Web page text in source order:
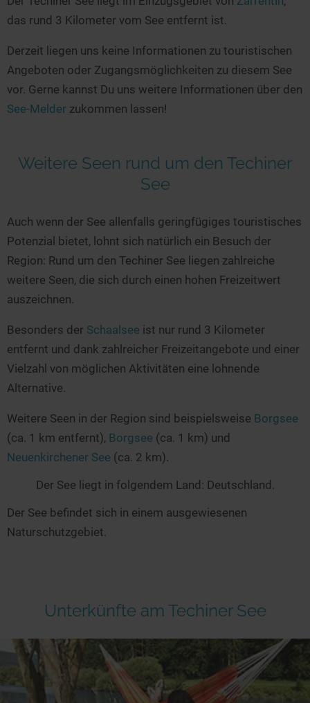
Glamping
Seen in Europa
Österreich
Schweiz
Frankreich
Niederlande
alle Länder…
das rund 3 Kilometer vom See entfernt ist.
Derzeit liegen uns keine Informationen zu touristischen
Angeboten oder Zugangsmöglichkeiten zu diesem See
vor. Gerne kannst Du uns weitere Informationen über den
See-Melder zukommen lassen!
Weitere Seen rund um den Techiner
See
Auch wenn der See allenfalls geringfügiges touristisches
Potenzial bietet, lohnt sich natürlich ein Besuch der
Region: Rund um den Techiner See liegen zahlreiche
weitere Seen, die sich durch einen hohen Freizeitwert
auszeichnen.
Besonders der Schaalsee ist nur rund 3 Kilometer
entfernt und dank zahlreicher Freizeitangebote und einer
Vielzahl von möglichen Aktivitäten eine lohnende
Alternative.
Weitere Seen in der Region sind beispielsweise Borgsee
(ca. 1 km entfernt), Borgsee (ca. 1 km) und
Neuenkirchener See (ca. 2 km).
Der See liegt in folgendem Land: Deutschland.
Der See befindet sich in einem ausgewiesenen
Naturschutzgebiet.
Unterkünfte am Techiner See